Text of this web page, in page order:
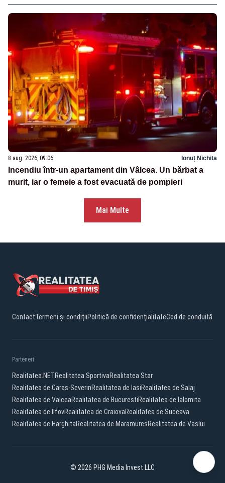
8 aug. 2026, 09:06 Ionuț Nichita
Incendiu într-un apartament din Vâlcea. Un bărbat a
murit, iar o femeie a fost evacuată de pompieri
Mai Multe
ContactTermeni și condițiiPolitică de confidențialitateCod de conduită
Parteneri:
Realitatea.NETRealitatea SportivaRealitatea Star
Realitatea de Caras-SeverinRealitatea de IasiRealitatea de Salaj
Realitatea de ValceaRealitatea de BucurestiRealitatea de Ialomita
Realitatea de IlfovRealitatea de CraiovaRealitatea de Suceava
Realitatea de HarghitaRealitatea de MaramuresRealitatea de Vaslui
© 2026 PHG Media Invest LLC